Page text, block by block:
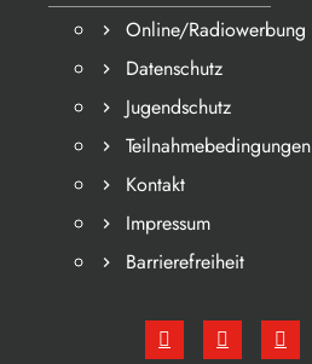
Online/Radiowerbung
Datenschutz
Jugendschutz
Teilnahmebedingungen
Kontakt
Impressum
Barrierefreiheit